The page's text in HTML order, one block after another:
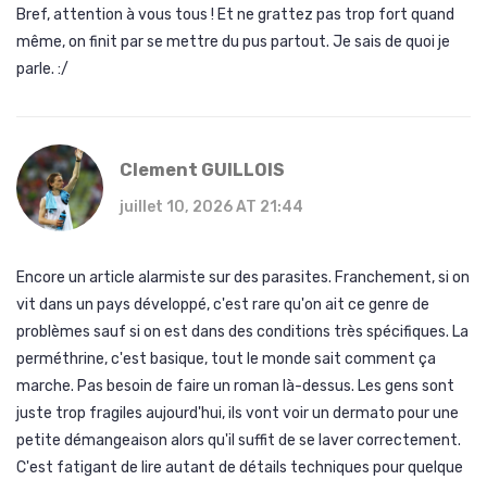
Bref, attention à vous tous ! Et ne grattez pas trop fort quand
même, on finit par se mettre du pus partout. Je sais de quoi je
parle. :/
Clement GUILLOIS
juillet 10, 2026 AT 21:44
Encore un article alarmiste sur des parasites. Franchement, si on
vit dans un pays développé, c'est rare qu'on ait ce genre de
problèmes sauf si on est dans des conditions très spécifiques. La
perméthrine, c'est basique, tout le monde sait comment ça
marche. Pas besoin de faire un roman là-dessus. Les gens sont
juste trop fragiles aujourd'hui, ils vont voir un dermato pour une
petite démangeaison alors qu'il suffit de se laver correctement.
C'est fatigant de lire autant de détails techniques pour quelque